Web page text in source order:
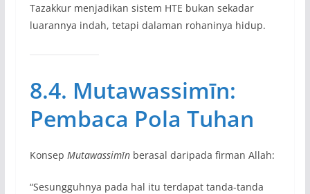
Tazakkur menjadikan sistem HTE bukan sekadar
luarannya indah, tetapi dalaman rohaninya hidup.
8.4. Mutawassimīn:
Pembaca Pola Tuhan
Konsep Mutawassimīnberasal daripada firman Allah:
“Sesungguhnya pada hal itu terdapat tanda-tanda